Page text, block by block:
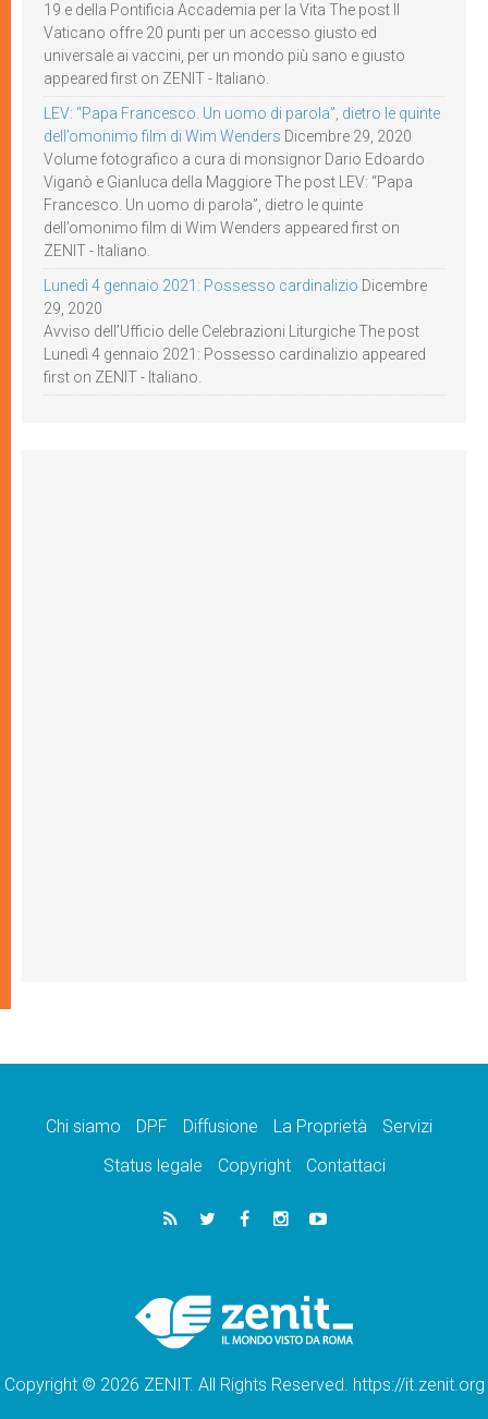
19 e della Pontificia Accademia per la Vita The post Il
Vaticano offre 20 punti per un accesso giusto ed
universale ai vaccini, per un mondo più sano e giusto
appeared first on ZENIT - Italiano.
LEV: “Papa Francesco. Un uomo di parola”, dietro le quinte
dell’omonimo film di Wim Wenders Dicembre 29, 2020
Volume fotografico a cura di monsignor Dario Edoardo
Viganò e Gianluca della Maggiore The post LEV: “Papa
Francesco. Un uomo di parola”, dietro le quinte
dell’omonimo film di Wim Wenders appeared first on
ZENIT - Italiano.
Lunedì 4 gennaio 2021: Possesso cardinalizio Dicembre
29, 2020
Avviso dell’Ufficio delle Celebrazioni Liturgiche The post
Lunedì 4 gennaio 2021: Possesso cardinalizio appeared
first on ZENIT - Italiano.
Chi siamo DPF Diffusione La Proprietà
Servizi
Status legale
Copyright Contattaci
Copyright © 2026 ZENIT. All Rights Reserved. https://it.zenit.org